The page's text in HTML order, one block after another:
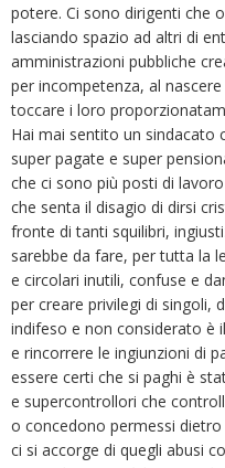
potere. Ci sono dirigenti che
lasciando spazio ad altri di
amministrazioni pubbliche
per incompetenza, al
toccare i loro
Hai mai sentito un sindacato
super pagate e super
che ci sono più posti di
che senta il disagio di dirsi
fronte di tanti squilibri,
sarebbe da fare, per tutta la
e circolari inutili, confuse e
per creare privilegi di singoli,
indifeso e non considerato è
e rincorrere le ingiunzioni di
essere certi che si paghi è
e supercontrollori che
o concedono permessi
ci si accorge di quegli abusi